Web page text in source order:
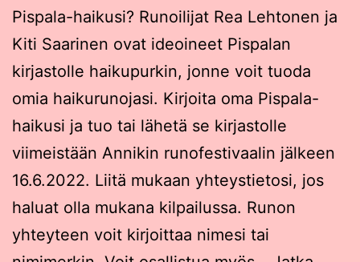
Pispala-haikusi? Runoilijat Rea Lehtonen ja
Kiti Saarinen ovat ideoineet Pispalan
kirjastolle haikupurkin, jonne voit tuoda
omia haikurunojasi. Kirjoita oma Pispala-
haikusi ja tuo tai lähetä se kirjastolle
viimeistään Annikin runofestivaalin jälkeen
16.6.2022. Liitä mukaan yhteystietosi, jos
haluat olla mukana kilpailussa. Runon
yhteyteen voit kirjoittaa nimesi tai